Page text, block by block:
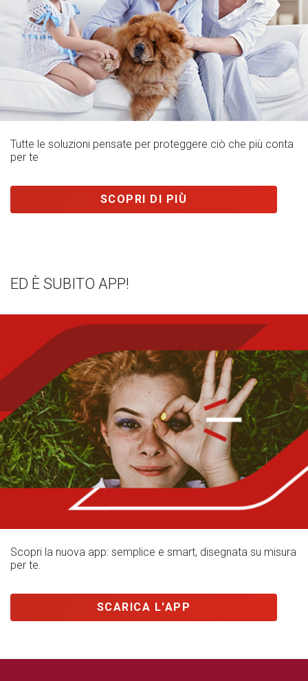
Tutte le soluzioni pensate per proteggere ciò che più conta
per te
SCOPRI DI PIÙ
ED È SUBITO APP!
Scopri la nuova app: semplice e smart, disegnata su misura
per te.
SCARICA L'APP